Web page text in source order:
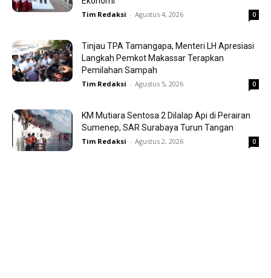
Tim Redaksi - Agustus 4, 2026 0
Tinjau TPA Tamangapa, Menteri LH Apresiasi
Langkah Pemkot Makassar Terapkan
Pemilahan Sampah
Tim Redaksi - Agustus 5, 2026 0
KM Mutiara Sentosa 2 Dilalap Api di Perairan
Sumenep, SAR Surabaya Turun Tangan
Tim Redaksi - Agustus 2, 2026 0